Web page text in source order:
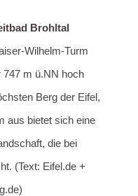
Brohltal
Wilhelm-Turm
747 m ü.NN hoch
Berg der Eifel,
aus bietet sich eine
die bei
(Text: Eifel.de +